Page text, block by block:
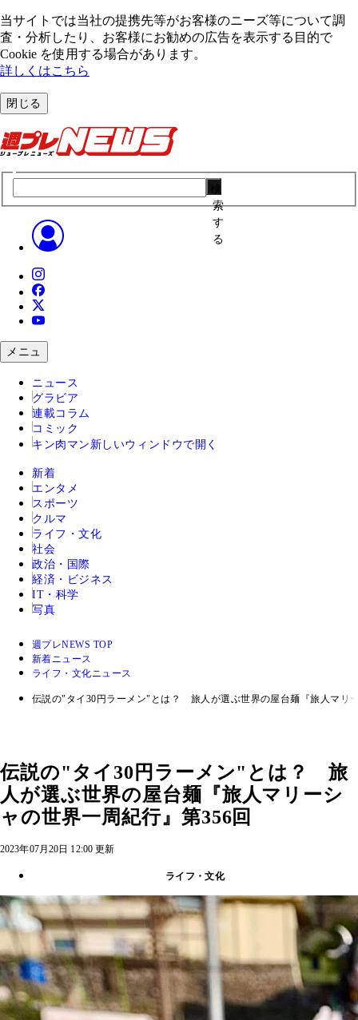
当サイトでは当社の提携先等がお客様のニーズ等について調
査・分析したり、お客様にお勧めの広告を表⽰する⽬的で
Cookie を使⽤する場合があります。
詳しくはこちら
閉じる
索
す
る
メニュ
ニュース
グラビア
連載コラム
コミック
キン肉マン 新しいウィンドウで開く
新着
エンタメ
スポーツ
クルマ
ライフ・文化
社会
政治・国際
経済・ビジネス
IT・科学
写真
週プレNEWS TOP
新着ニュース
ライフ・文化ニュース
伝説の"タイ30円ラーメン"とは？ 旅人が選ぶ世界の屋台麺『旅人マリ
伝説の"タイ30円ラーメン"とは？ 旅
人が選ぶ世界の屋台麺『旅人マリーシ
ャの世界一周紀行』第356回
2023年07月20日 12:00 更新
ライフ・文化